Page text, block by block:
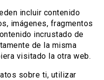
incluir contenido
imágenes, fragmentos
incrustado de
de la misma
visitado la otra web.
sobre ti, utilizar